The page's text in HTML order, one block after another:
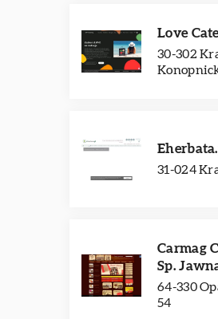
Love
30-302
31-024
Carmag
Sp.
64-330
54